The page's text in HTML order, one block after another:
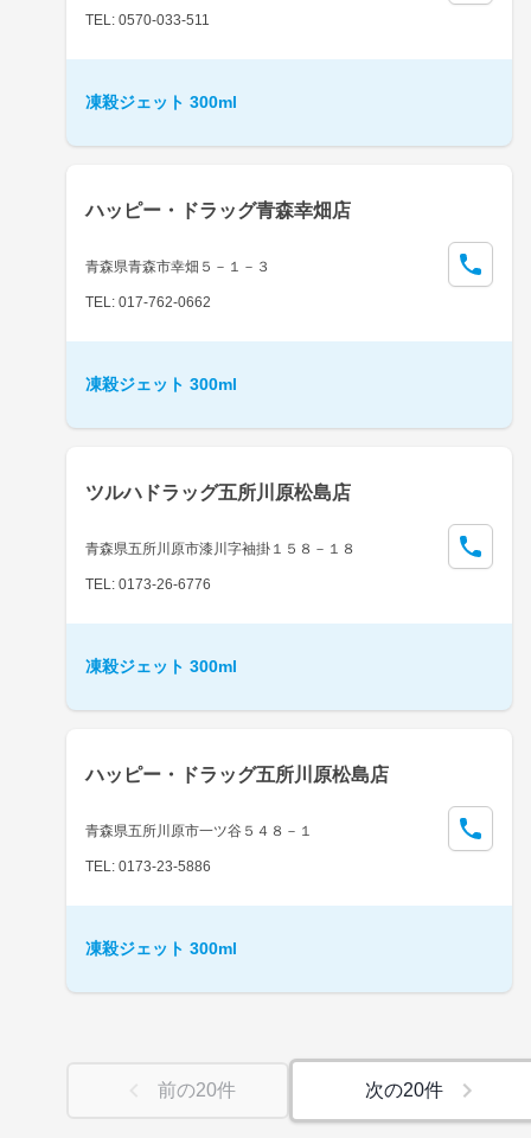
TEL: 0570-033-511
凍殺ジェット 300ml
ハッピー・ドラッグ青森幸畑店
青森県青森市幸畑５－１－３
TEL: 017-762-0662
凍殺ジェット 300ml
ツルハドラッグ五所川原松島店
青森県五所川原市漆川字袖掛１５８－１８
TEL: 0173-26-6776
凍殺ジェット 300ml
ハッピー・ドラッグ五所川原松島店
青森県五所川原市一ツ谷５４８－１
TEL: 0173-23-5886
凍殺ジェット 300ml
前の20件 次の20件